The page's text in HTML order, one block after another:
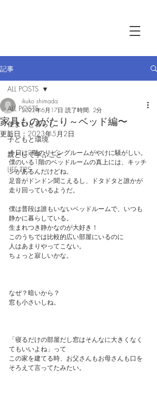
記事
ALL POSTS
住まいと暮らし
子どもと環境
親として学ぶこと
LIFE TIPS
ALL POSTS
家具ものがたり～ベッド編〜
ikuko shimada
2022年6月17日 読了時間: 2分
更新日： 2023年5月2日
今日は2階のリビングルームがやけに騒がしい。
僕のいる1階のベッドルームの真上には、キッチ
ンがあるんだけどね。
足音がドンドン聞こえるし、ドタドタと誰かが
走り回っているようだ。
僕は普段は誰もいないベッドルームで、いつも
静かに暮らしている。
生まれつき静かなのが大好き！
このうちでは比較的広い部屋にいるのに
人はあまりやってこない。
ちょっと寂しいかな。
なぜ？暗いから？
窓も小さいしね。
「寝るだけの部屋だし窓はそんなに大きくなく
てもいいよね」って
この家を建てる時、お父さんもお母さんも口を
そろえて言ってたみたい。